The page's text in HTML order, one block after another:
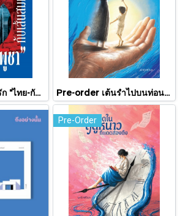
Pre-order ชาติที่รัก "ไทย-กัมพูชา" กับเส้นสมมติ / พวงทอง ภวัครพันธุ์ / มติชน Pre-order เต้นรำไปบนท่อนแขนอ่อนนุ่ม / นทธี ศศิวิมล / Pandora Press
Pre-Order